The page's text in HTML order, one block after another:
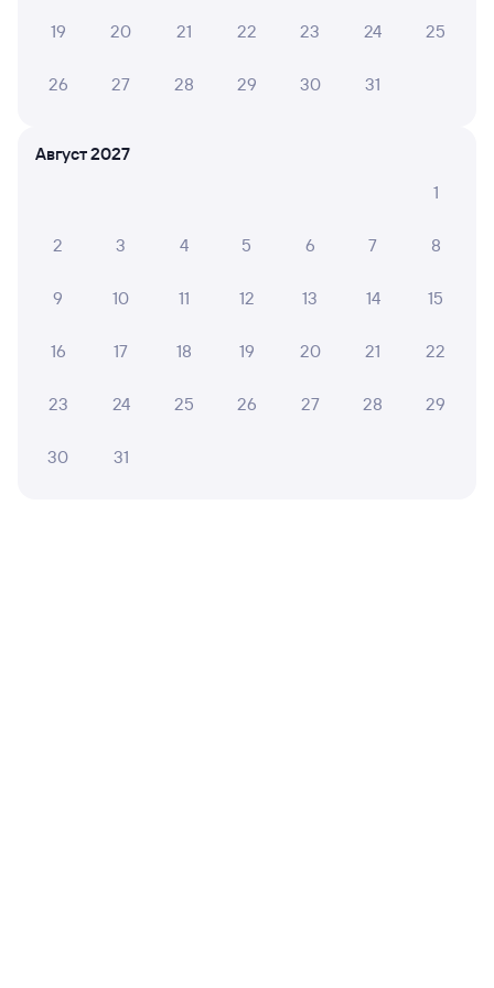
А ещё здесь можно найти
19 20 21 22 23 24 25
26 27 28 29 30 31
Август 2027
1
2 3 4 5 6 7 8
9 10 11 12 13 14 15
16 17 18 19 20 21 22
23 24 25 26 27 28 29
30 31